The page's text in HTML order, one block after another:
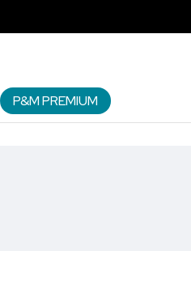
P&M PREMIUM